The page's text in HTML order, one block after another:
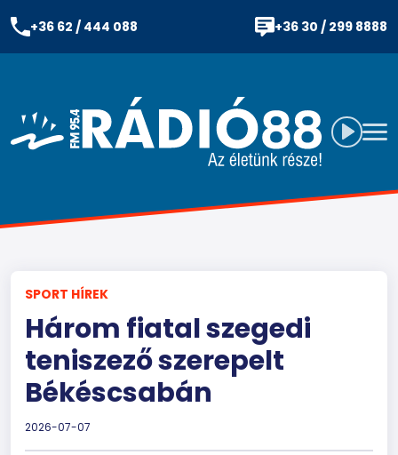
+36 62 / 444 088 +36 30 / 299 8888
SPORT HÍREK
Három fiatal szegedi
teniszező szerepelt
Békéscsabán
2026-07-07